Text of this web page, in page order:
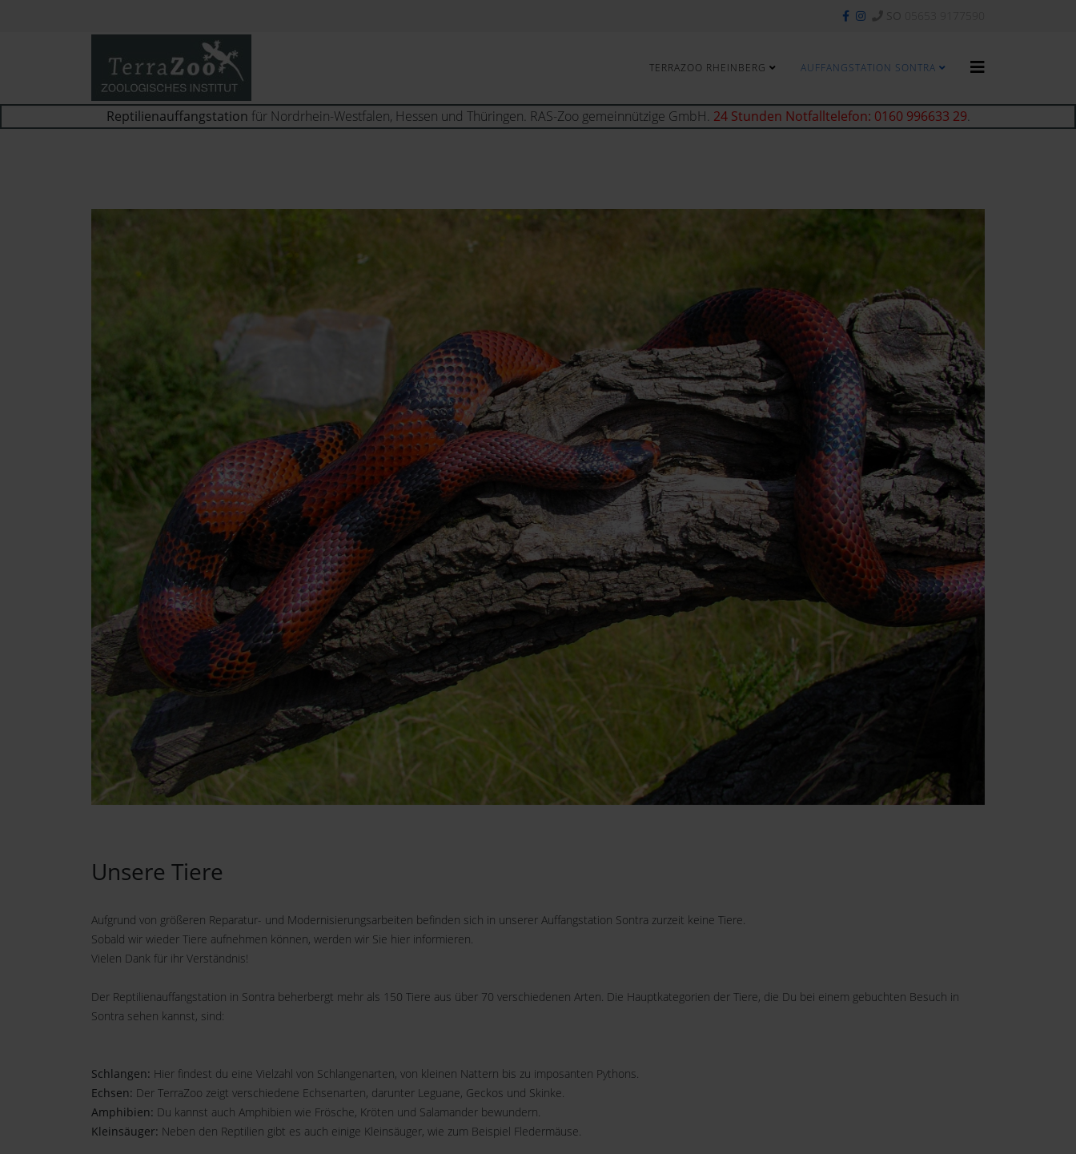
TERRAZOO RHEINBERG AUFFANGSTATION SONTRA
Reptilienauffangstation für Nordrhein-Westfalen, Hessen und Thüringen. RAS-Zoo gemeinnützige GmbH. 24 Stunden Notfalltelefon: 0160 996633 29.
Unsere Tiere
Aufgrund von größeren Reparatur- und Modernisierungsarbeiten befinden sich in unserer Auffangstation Sontra zurzeit keine Tiere.
Sobald wir wieder Tiere aufnehmen können, werden wir Sie hier informieren.
Vielen Dank für ihr Verständnis!
Der Reptilienauffangstation in Sontra beherbergt mehr als 150 Tiere aus über 70 verschiedenen Arten. Die Hauptkategorien der Tiere, die Du bei einem gebuchten Besuch in
Sontra sehen kannst, sind:
Schlangen: Hier findest du eine Vielzahl von Schlangenarten, von kleinen Nattern bis zu imposanten Pythons.
Echsen: Der TerraZoo zeigt verschiedene Echsenarten, darunter Leguane, Geckos und Skinke.
Amphibien: Du kannst auch Amphibien wie Frösche, Kröten und Salamander bewundern.
Kleinsäuger: Neben den Reptilien gibt es auch einige Kleinsäuger, wie zum Beispiel Fledermäuse.